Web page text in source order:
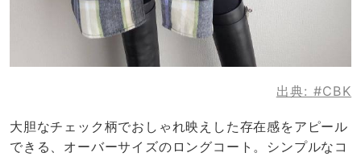
出典: #CBK
大胆なチェック柄でおしゃれ映えした存在感をアピール
できる、オーバーサイズのロングコート。シンプルなコ